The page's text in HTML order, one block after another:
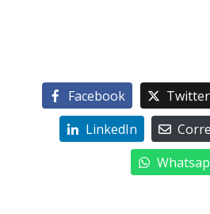
Facebook Twitter
LinkedIn